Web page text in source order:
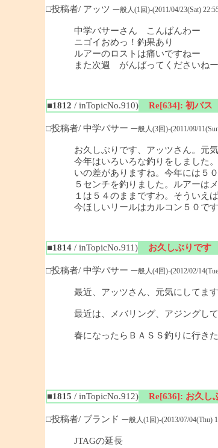
□投稿者/ アッツ 一般人(1回)-(2011/04/23(Sat)
中学バサーさん こんばんわー
ニゴイおめっ！釣果あり
ルアーのロストは痛いですねー
また次週 がんばってくださいねー
■1812 / inTopicNo.910)
Re[634]: 初バス
□投稿者/ 中学バサー 一般人(3回)-(2011/09/
お久しぶりです、アッツさん。元
今年はいろいろな釣りをしました
いの差がありますね。今年には５
５センチを釣りました。ルアーは
１は５４のままですわ。そういえ
今ほしいリールはカルコン５０で
■1814/ inTopicNo.911)
お久しぶりです
□投稿者/ 中学バサー 一般人(4回)-(2012/02/
最近、アッツさん、元気にしてま
最近は、メバリング、アジングし
春になったらＢＡＳＳ釣りに行き
■1815 / inTopicNo.912)
Re[636]: お久し
□投稿者/ ブランド 一般人(1回)-(2013/07/04(Thu)
JTAGの延長